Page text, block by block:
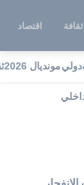
ثقافة اقتصاد
دوليمونديال 2026